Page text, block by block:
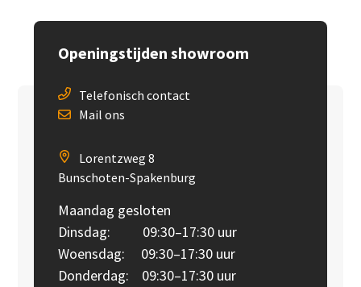
Openingstijden showroom
Telefonisch contact
Mail ons
Lorentzweg 8
Bunschoten-Spakenburg
Maandag gesloten
Dinsdag: 09:30–17:30 uur
Woensdag: 09:30–17:30 uur
Donderdag: 09:30–17:30 uur